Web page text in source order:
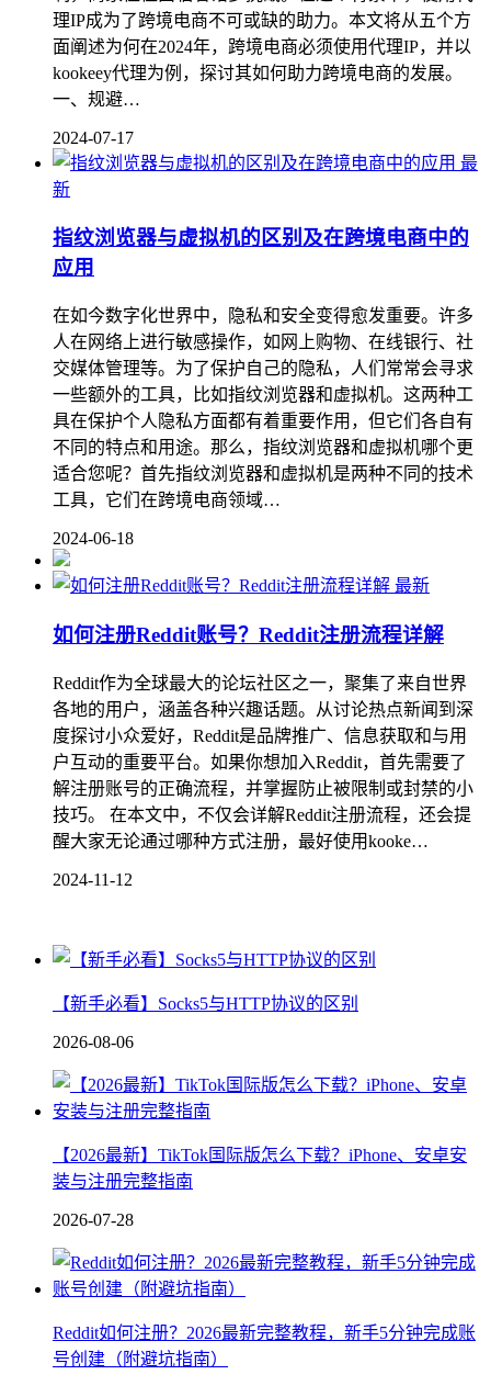
理IP成为了跨境电商不可或缺的助力。本文将从五个方
面阐述为何在2024年，跨境电商必须使用代理IP，并以
kookeey代理为例，探讨其如何助力跨境电商的发展。
一、规避…
2024-07-17
最
新
指纹浏览器与虚拟机的区别及在跨境电商中的
应用
在如今数字化世界中，隐私和安全变得愈发重要。许多
人在网络上进行敏感操作，如网上购物、在线银行、社
交媒体管理等。为了保护自己的隐私，人们常常会寻求
一些额外的工具，比如指纹浏览器和虚拟机。这两种工
具在保护个人隐私方面都有着重要作用，但它们各自有
不同的特点和用途。那么，指纹浏览器和虚拟机哪个更
适合您呢？首先指纹浏览器和虚拟机是两种不同的技术
工具，它们在跨境电商领域…
2024-06-18
最新
如何注册Reddit账号？Reddit注册流程详解
Reddit作为全球最大的论坛社区之一，聚集了来自世界
各地的用户，涵盖各种兴趣话题。从讨论热点新闻到深
度探讨小众爱好，Reddit是品牌推广、信息获取和与用
户互动的重要平台。如果你想加入Reddit，首先需要了
解注册账号的正确流程，并掌握防止被限制或封禁的小
技巧。 在本文中，不仅会详解Reddit注册流程，还会提
醒大家无论通过哪种方式注册，最好使用kooke…
2024-11-12
【新手必看】Socks5与HTTP协议的区别
2026-08-06
【2026最新】TikTok国际版怎么下载？iPhone、安卓安
装与注册完整指南
2026-07-28
Reddit如何注册？2026最新完整教程，新手5分钟完成账
号创建（附避坑指南）